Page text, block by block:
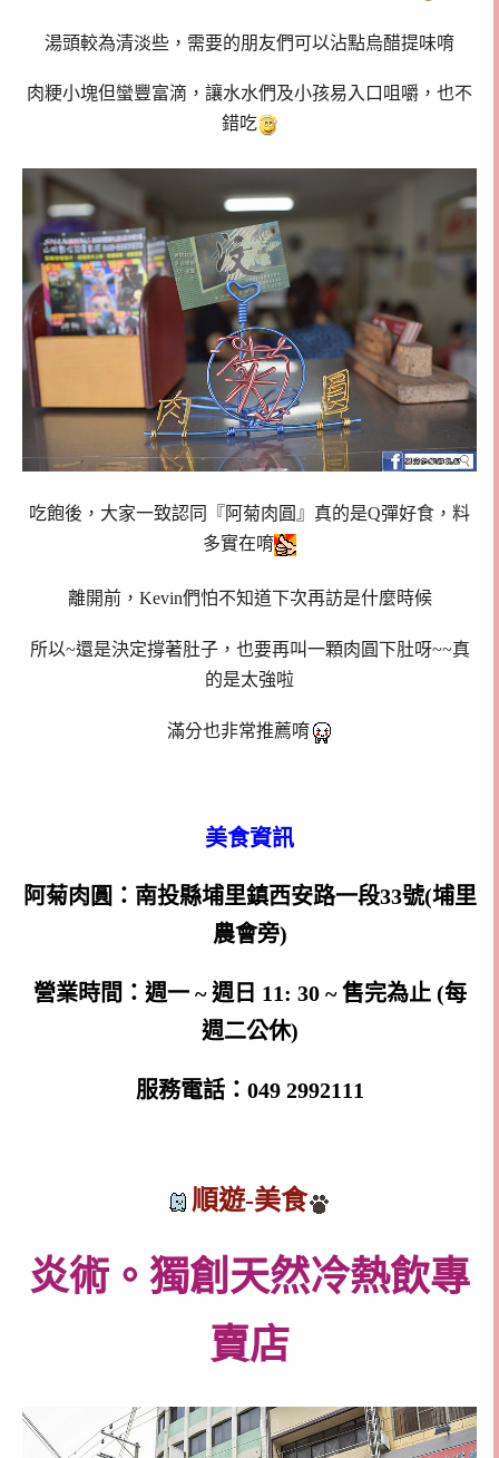
湯頭較為清淡些，需要的朋友們可以沾點烏醋提味唷
肉粳小塊但蠻豐富滴，讓水水們及小孩易入口咀嚼，也不
錯吃
吃飽後，大家一致認同『阿菊肉圓』真的是Q彈好食，料
多實在唷
離開前，Kevin們怕不知道下次再訪是什麼時候
所以~還是決定撐著肚子，也要再叫一顆肉圓下肚呀~~真
的是太強啦
滿分也非常推薦唷
美食資訊
阿菊肉圓：南投縣埔里鎮西安路一段33號(埔里
農會旁)
營業時間：週一 ~ 週日 11: 30 ~ 售完為止 (每
週二公休)
服務電話：049 2992111
順遊-美食
炎術。獨創天然冷熱飲專
賣店